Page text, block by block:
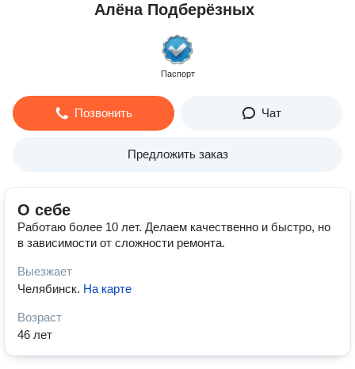
Алёна Подберёзных
Паспорт
Позвонить Чат
Предложить заказ
О себе
Работаю более 10 лет. Делаем качественно и быстро, но
в зависимости от сложности ремонта.
Выезжает
Челябинск. На карте
Возраст
46 лет